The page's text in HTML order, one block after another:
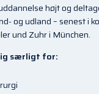
højt og
og udland – senest i
und Zuhr i München.
særligt for: